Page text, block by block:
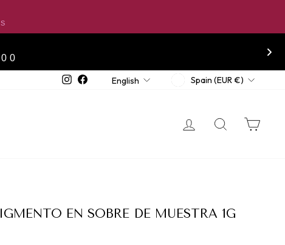
InstagramFacebookLANGUAGE
English CURRENCY
Spain (EUR €)
LOG INSEARCH
EN SOBRE DE MUESTRA 1G